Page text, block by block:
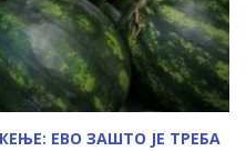
ЕВО ЗАШТО ЈЕ ТРЕБА